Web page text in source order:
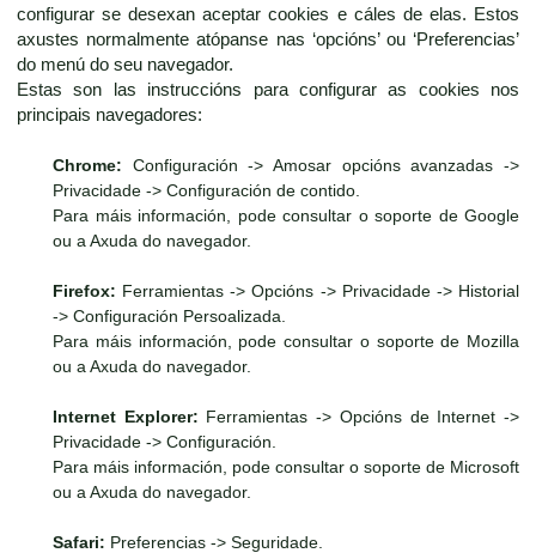
configurar se desexan aceptar cookies e cáles de elas. Estos
axustes normalmente atópanse nas ‘opcións’ ou ‘Preferencias’
do menú do seu navegador.
Estas son las instruccións para configurar as cookies nos
principais navegadores:
Chrome: Configuración -> Amosar opcións avanzadas ->
Privacidade -> Configuración de contido.
Para máis información, pode consultar o soporte de Google
ou a Axuda do navegador.
Firefox: Ferramientas -> Opcións -> Privacidade -> Historial
-> Configuración Persoalizada.
Para máis información, pode consultar o soporte de Mozilla
ou a Axuda do navegador.
Internet Explorer: Ferramientas -> Opcións de Internet ->
Privacidade -> Configuración.
Para máis información, pode consultar o soporte de Microsoft
ou a Axuda do navegador.
Safari: Preferencias -> Seguridade.